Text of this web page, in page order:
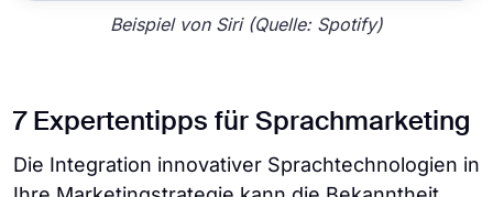
Beispiel von Siri (Quelle: Spotify)
7 Expertentipps für Sprachmarketing
Die Integration innovativer Sprachtechnologien in